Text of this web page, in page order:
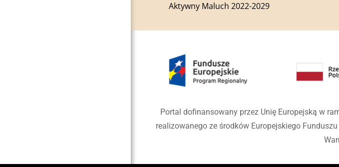
Aktywny Maluch 2022-2029
Portal dofinansowany przez Unię Europejską w
realizowanego ze środków Europejskiego